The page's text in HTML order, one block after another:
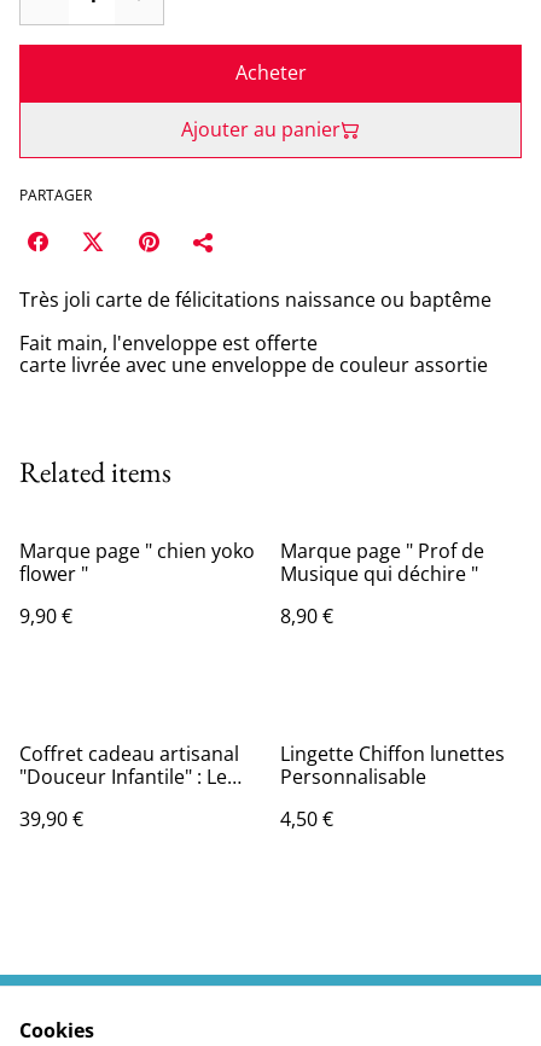
Acheter
Ajouter au panier
PARTAGER
Très joli carte de félicitations naissance ou baptême
Fait main, l'enveloppe est offerte
carte livrée avec une enveloppe de couleur assortie
Related items
Marque page " chien yoko
flower "
9,90 €
Marque page " Prof de
Musique qui déchire "
8,90 €
Coffret cadeau artisanal
"Douceur Infantile" : Le
39,90 €
Lingette Chiffon lunettes
Personnalisable
4,50 €
Cookies